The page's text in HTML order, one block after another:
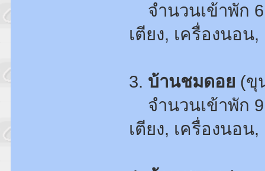
จำนวนเข้าพัก
เตียง, เครื่องนอน
3. บ้านชมดอย (ขุ
จำนวนเข้าพัก
เตียง, เครื่องนอน